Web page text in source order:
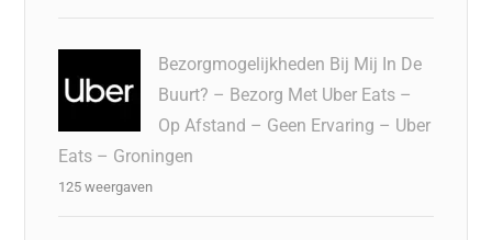
Bezorgmogelijkheden Bij Mij In De
Buurt? – Bezorg Met Uber Eats –
Op Afstand – Geen Ervaring – Uber
Eats – Groningen
125 weergaven